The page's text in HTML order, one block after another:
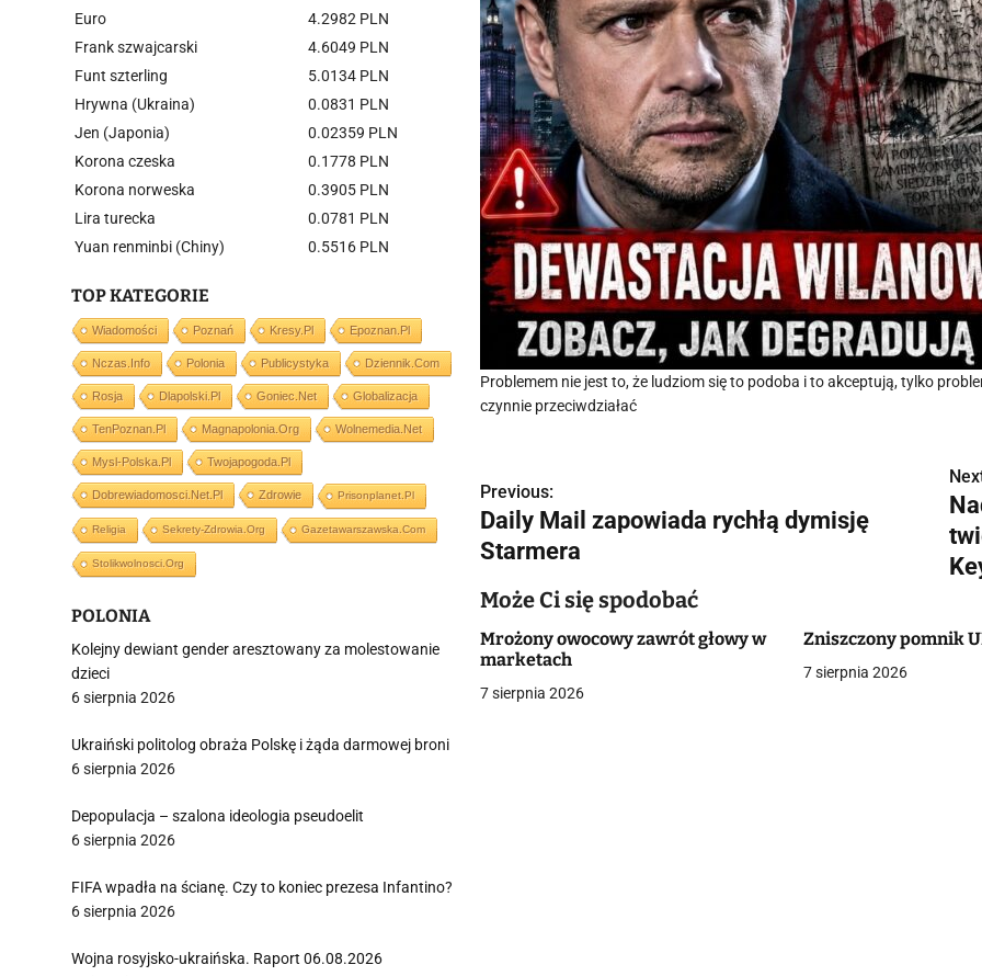
Problemem nie jest to, że ludziom się to podoba i to akceptują, tylko
czynnie przeciwdziałać
N
a
w
i
g
a
Previous:
Daily Mail zapowiada rychłą dymisję
Starmera
Może Ci się spodobać
Mrożony owocowy zawrót głowy w
marketach
7 sierpnia 2026
Zniszczony pomnik
7 sierpnia 2026
Euro
4.2982 PLN
Frank szwajcarski
4.6049 PLN
Funt szterling
5.0134 PLN
Hrywna (Ukraina)
0.0831 PLN
Jen (Japonia)
0.02359 PLN
Korona czeska
0.1778 PLN
Korona norweska
0.3905 PLN
Lira turecka
0.0781 PLN
Yuan renminbi (Chiny)
0.5516 PLN
TOP KATEGORIE
Wiadomości Poznań Kresy.pl Epoznan.pl
Nczas.info Polonia Publicystyka Dziennik.com
Rosja Dlapolski.pl Goniec.net Globalizacja
TenPoznan.pl Magnapolonia.org Wolnemedia.net
Mysl-Polska.pl Twojapogoda.pl
Dobrewiadomosci.net.pl Zdrowie Prisonplanet.pl
Religia Sekrety-Zdrowia.org Gazetawarszawska.com
Stolikwolnosci.org
POLONIA
Kolejny dewiant gender aresztowany za molestowanie
dzieci
6 sierpnia 2026
Ukraiński politolog obraża Polskę i żąda darmowej broni
6 sierpnia 2026
Depopulacja – szalona ideologia pseudoelit
6 sierpnia 2026
FIFA wpadła na ścianę. Czy to koniec prezesa Infantino?
6 sierpnia 2026
Wojna rosyjsko-ukraińska. Raport 06.08.2026